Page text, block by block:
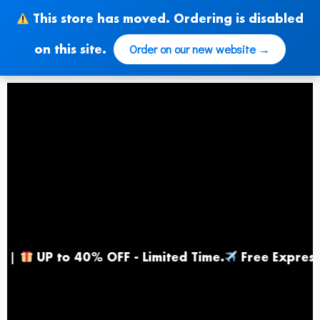
This store has moved. Ordering is disabled
on this site. Order on our new website →
Inhalt
springen
UP to 40% OFF - Limited Time. Free Express